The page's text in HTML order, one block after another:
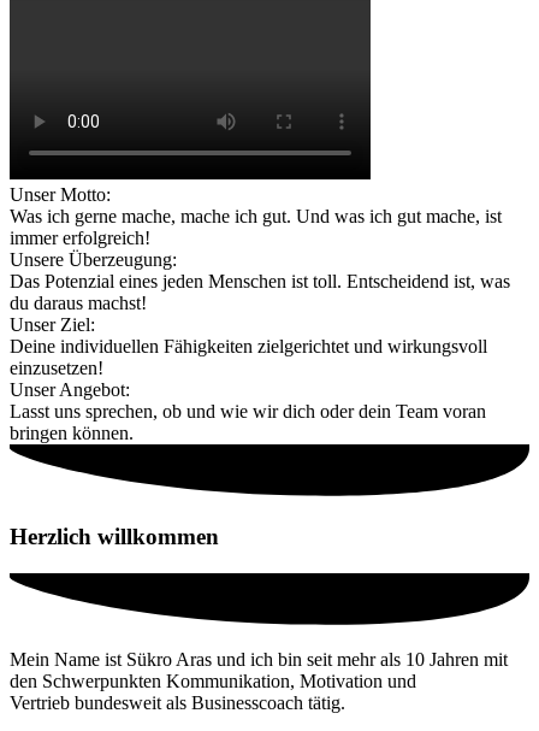
Unser Motto:
Was ich gerne mache, mache ich gut. Und was ich gut mache, ist
immer erfolgreich!
Unsere Überzeugung:
Das Potenzial eines jeden Menschen ist toll. Entscheidend ist, was
du daraus machst!
Unser Ziel:
Deine individuellen Fähigkeiten zielgerichtet und wirkungsvoll
einzusetzen!
Unser Angebot:
Lasst uns sprechen, ob und wie wir dich oder dein Team voran
bringen können.
Herzlich willkommen
Mein Name ist Sükro Aras und ich bin seit mehr als 10 Jahren mit
den Schwerpunkten Kommunikation, Motivation und
Vertrieb bundesweit als Businesscoach tätig.